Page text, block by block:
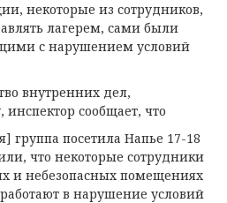
некоторые из сотрудников,
лагерем, сами были
с нарушением условий
внутренних дел,
сообщает, что
группа посетила Напье 17-18
что некоторые сотрудники
и небезопасных помещениях
в нарушение условий